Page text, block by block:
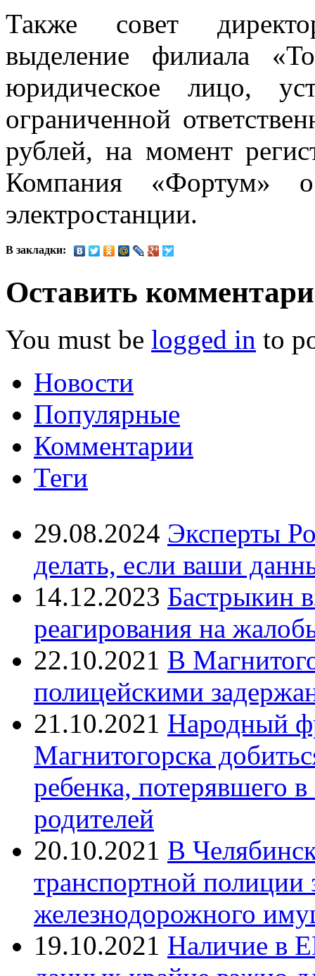
Также совет
выделение филиала
юридическое лицо,
ограниченной
рублей, на момент
Компания «Фортум»
электростанции.
В закладки:
Оставить
You must be logged in to
Новости
Популярные
Комментарии
Теги
29.08.2024 Эксперты
делать, если ваши
14.12.2023 Бастрыкин
реагирования на
22.10.2021 В
полицейскими
21.10.2021 Народный
Магнитогорска
ребенка, потерявшего
родителей
20.10.2021 В
транспортной
железнодорожного
19.10.2021 Наличие в